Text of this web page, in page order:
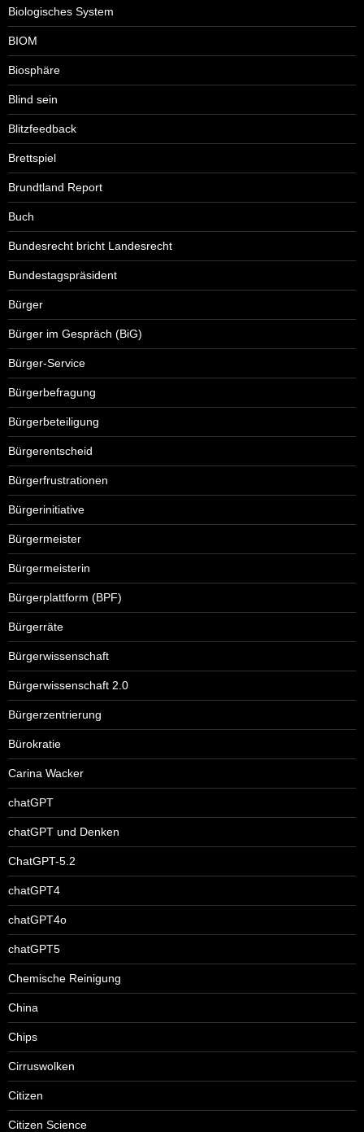
Biologisches System
BIOM
Biosphäre
Blind sein
Blitzfeedback
Brettspiel
Brundtland Report
Buch
Bundesrecht bricht Landesrecht
Bundestagspräsident
Bürger
Bürger im Gespräch (BiG)
Bürger-Service
Bürgerbefragung
Bürgerbeteiligung
Bürgerentscheid
Bürgerfrustrationen
Bürgerinitiative
Bürgermeister
Bürgermeisterin
Bürgerplattform (BPF)
Bürgerräte
Bürgerwissenschaft
Bürgerwissenschaft 2.0
Bürgerzentrierung
Bürokratie
Carina Wacker
chatGPT
chatGPT und Denken
ChatGPT-5.2
chatGPT4
chatGPT4o
chatGPT5
Chemische Reinigung
China
Chips
Cirruswolken
Citizen
Citizen Science